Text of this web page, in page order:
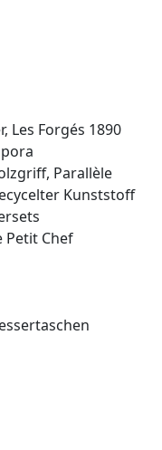
Les Forgés 1890
Parallèle
Kunststoff
Petit Chef